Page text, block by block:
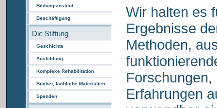
Bildungsinstitut
Beschäftigung
Die Stiftung
Geschichte
Ausbildung
Komplexe Rehabilitation
Bücher, fachliche Materialien
Spenden
Wir halten es
Ergebnisse
Methoden,
Erfahrungen